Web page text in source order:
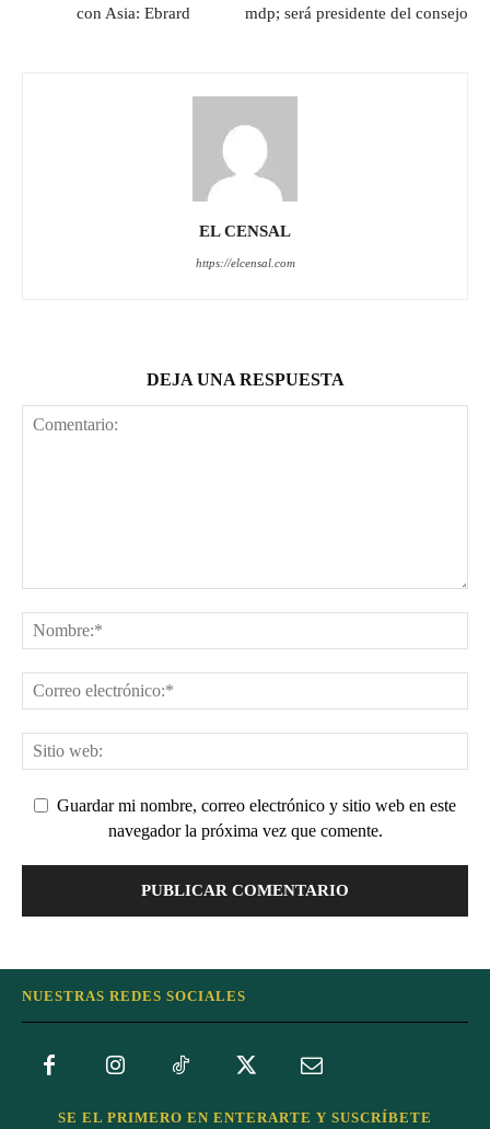
con Asia: Ebrard
mdp; será presidente del consejo
EL CENSAL
https://elcensal.com
DEJA UNA RESPUESTA
Guardar mi nombre, correo electrónico y sitio web en este
navegador la próxima vez que comente.
NUESTRAS REDES SOCIALES
SE EL PRIMERO EN ENTERARTE Y SUSCRÍBETE